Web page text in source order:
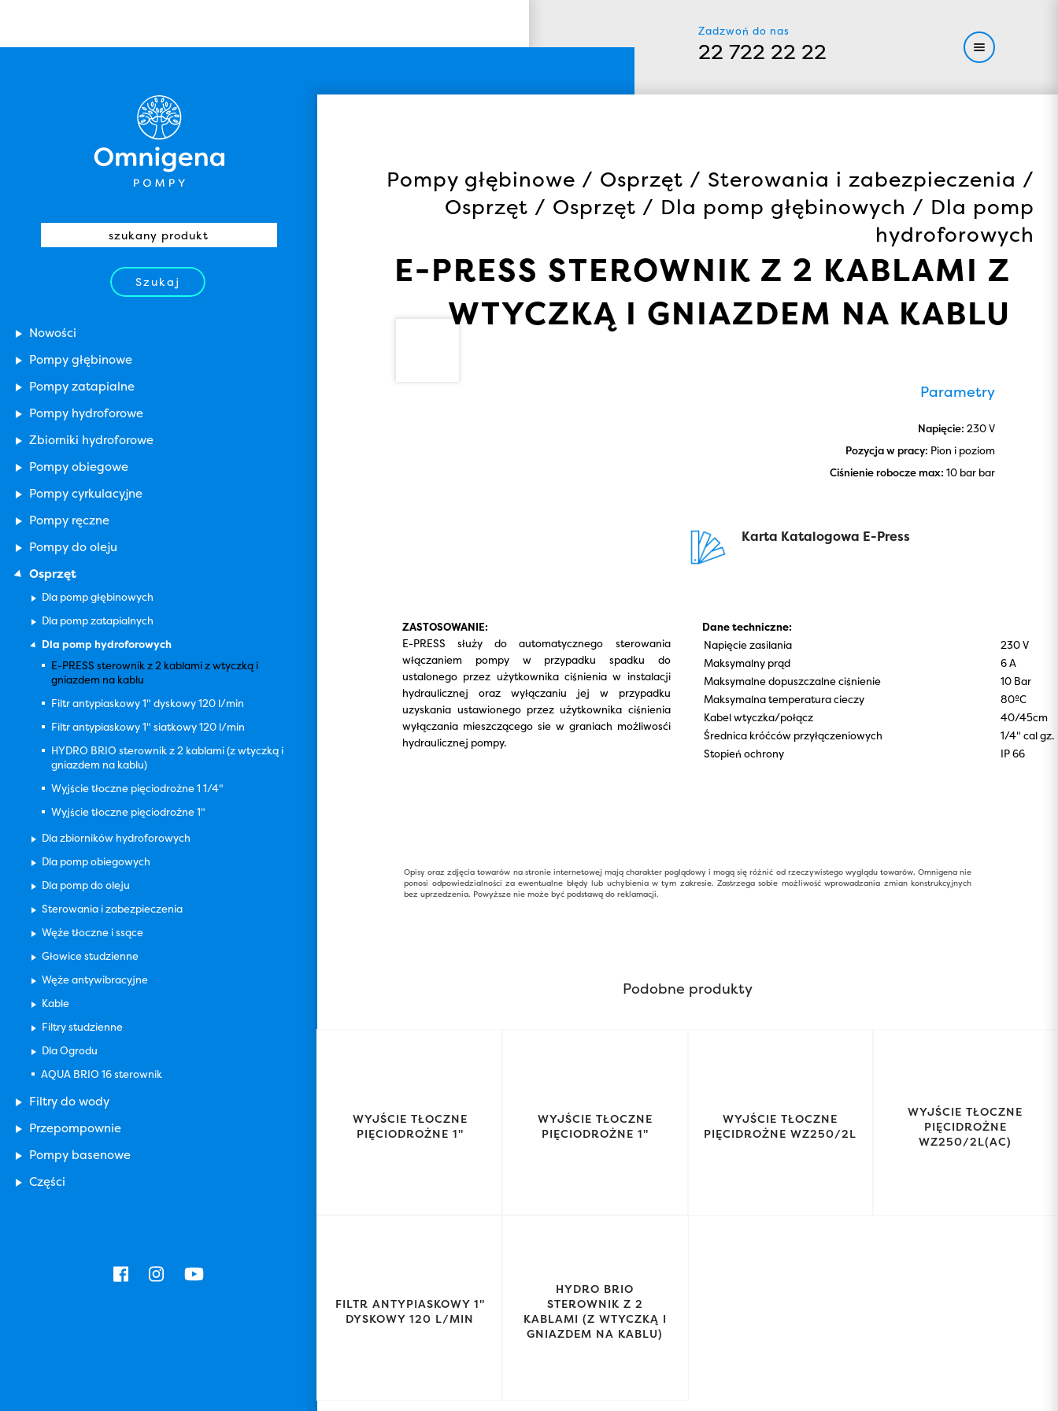
Zadzwoń do nas
22 722 22 22
Szukaj
Nowości
Pompy głębinowe
Pompy zatapialne
Pompy hydroforowe
Zbiorniki hydroforowe
Pompy obiegowe
Pompy cyrkulacyjne
Pompy ręczne
Pompy do oleju
Osprzęt
Dla pomp głębinowych
Dla pomp zatapialnych
Dla pomp hydroforowych
E-PRESS sterownik z 2 kablami z wtyczką i
gniazdem na kablu
Filtr antypiaskowy 1" dyskowy 120 l/min
Filtr antypiaskowy 1" siatkowy 120 l/min
HYDRO BRIO sterownik z 2 kablami (z wtyczką i
gniazdem na kablu)
Wyjście tłoczne pięciodrożne 1 1/4"
Wyjście tłoczne pięciodrożne 1"
Dla zbiorników hydroforowych
Dla pomp obiegowych
Dla pomp do oleju
Sterowania i zabezpieczenia
Węże tłoczne i ssące
Głowice studzienne
Węże antywibracyjne
Kable
Filtry studzienne
Dla Ogrodu
AQUA BRIO 16 sterownik
Filtry do wody
Przepompownie
Pompy basenowe
Części
Pompy głębinowe / Osprzęt / Sterowania i zabezpieczenia /
Osprzęt / Osprzęt / Dla pomp głębinowych / Dla pomp
hydroforowych
E-PRESS STEROWNIK Z 2 KABLAMI Z
WTYCZKĄ I GNIAZDEM NA KABLU
Parametry
Napięcie: 230 V
Pozycja w pracy: Pion i poziom
Ciśnienie robocze max: 10 bar bar
Karta Katalogowa E-Press
ZASTOSOWANIE:
E-PRESS służy do automatycznego sterowania
włączaniem pompy w przypadku spadku do
ustalonego przez użytkownika ciśnienia w instalacji
hydraulicznej oraz wyłączaniu jej w przypadku
uzyskania ustawionego przez użytkownika ciśnienia
wyłączania mieszczącego sie w graniach możliwosći
hydraulicznej pompy.
Dane techniczne:
Napięcie zasilania
230 V
Maksymalny prąd
6 A
Maksymalne dopuszczalne ciśnienie
10 Bar
Maksymalna temperatura cieczy
80ºC
Kabel wtyczka/połącz
40/45cm
Średnica króćców przyłączeniowych
1/4" cal gz.
Stopień ochrony
IP 66
Opisy oraz zdjęcia towarów na stronie internetowej mają charakter poglądowy i mogą się różnić od rzeczywistego wyglądu towarów. Omnigena nie
ponosi odpowiedzialności za ewentualne błędy lub uchybienia w tym zakresie. Zastrzega sobie możliwość wprowadzania zmian konstrukcyjnych
bez uprzedzenia. Powyższe nie może być podstawą do reklamacji.
Podobne produkty
WYJŚCIE TŁOCZNE
PIĘCIODROŻNE 1"
WYJŚCIE TŁOCZNE
PIĘCIODROŻNE 1"
WYJŚCIE TŁOCZNE
PIĘCIDROŻNE WZ250/2L
WYJŚCIE TŁOCZNE
PIĘCIDROŻNE
WZ250/2L(AC)
FILTR ANTYPIASKOWY 1"
DYSKOWY 120 L/MIN
HYDRO BRIO
STEROWNIK Z 2
KABLAMI (Z WTYCZKĄ I
GNIAZDEM NA KABLU)